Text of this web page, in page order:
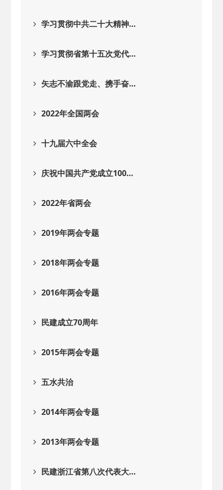
学习贯彻中共二十大精神…
学习贯彻省第十五次党代…
矢志不渝跟党走、携手奋…
2022年全国两会
十九届六中全会
庆祝中国共产党成立100…
2022年省两会
2019年两会专题
2018年两会专题
2016年两会专题
民建成立70周年
2015年两会专题
五水共治
2014年两会专题
2013年两会专题
民建浙江省第八次代表大…